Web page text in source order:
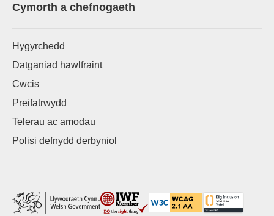
Cymorth a chefnogaeth
Hygyrchedd
Datganiad hawlfraint
Cwcis
Preifatrwydd
Telerau ac amodau
Polisi defnydd derbyniol